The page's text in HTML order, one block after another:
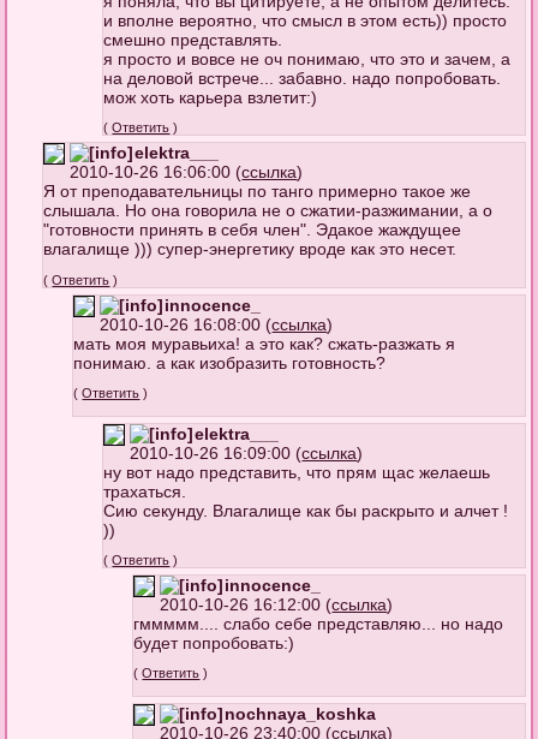
и вполне вероятно, что смысл в этом есть)) просто
смешно представлять.
я просто и вовсе не оч понимаю, что это и зачем, а
на деловой встрече... забавно. надо попробовать.
мож хоть карьера взлетит:)
(Ответить )
elektra___
2010-10-26 16:06:00 (ссылка)
Я от преподавательницы по танго примерно такое же
слышала. Но она говорила не о сжатии-разжимании, а о
"готовности принять в себя член". Эдакое жаждущее
влагалище ))) супер-энергетику вроде как это несет.
(Ответить )
innocence_
2010-10-26 16:08:00 (ссылка)
мать моя муравьиха! а это как? сжать-разжать я
понимаю. а как изобразить готовность?
(Ответить )
elektra___
2010-10-26 16:09:00 (ссылка)
ну вот надо представить, что прям щас желаешь
трахаться.
Сию секунду. Влагалище как бы раскрыто и алчет !
))
(Ответить )
innocence_
2010-10-26 16:12:00 (ссылка)
гммммм.... слабо себе представляю... но надо
будет попробовать:)
(Ответить )
nochnaya_koshka
2010-10-26 23:40:00 (ссылка)